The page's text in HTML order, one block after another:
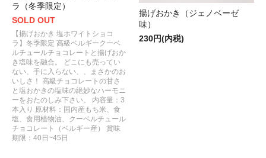
ラ（冬季限定）
SOLD OUT
【揚げおかき 塩ホワイトショコ
ラ】冬季限定 高級ベルギークーベ
ルチュールチョコレートと揚げおか
き塩味を融合。 どこにも売ってい
ない、手に入らない、、まさかのお
いしさ！ 高級チョコレートの甘さ
と塩おかきの塩味の絶妙なハーモニ
ーをおたのしみ下さい。 内容量：3
本入り 原材料：国内産もち米、食
塩、食用植物油、クーベルチュール
チョコレート（ベルギー産） 賞味
期限：40日~45日
揚げおかき（ジェノベーゼ
味）
230円(内税)